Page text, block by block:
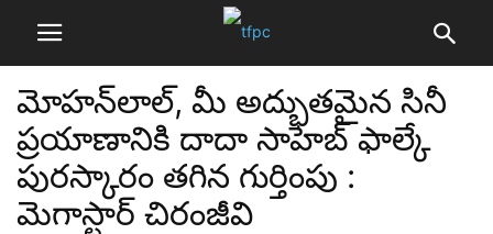
మోహన్‌లాల్‌, మీ అద్భుతమైన సినీ
ప్రయాణానికి దాదా సాహెబ్ ఫాల్కే
పురస్కారం తగిన గుర్తింపు :
మెగాస్టార్ చిరంజీవి